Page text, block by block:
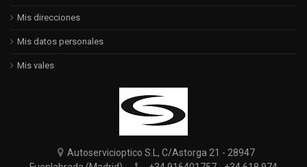
Mis direcciones
Mis datos personales
Mis vales
Autoservicioptico S.L, C/Astorga 21 - 28947